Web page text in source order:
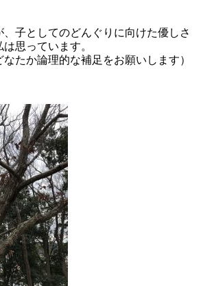
子としてのどんぐりに向けた優しさ
思っています。
なたか論理的な補足をお願いします）